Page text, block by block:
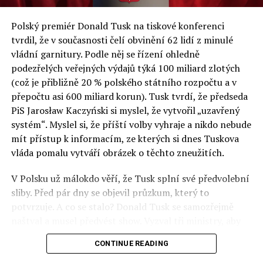
a východní Evropě.
Otázky spojené s vývojem umělé inteligence budou na
fóru AI zvláště diskutovanou oblastí. Fórum AI bude
zahrnovat vyhrazenou tematickou trať skládající se z
panelů, prezentací, workshopů a speciálních akcí.
Budou diskutovány klíčové otázky vlivu umělé
inteligence ve společnosti, ale i v sektoru veřejných a
komerčních služeb. Budou se diskutovat problémy a
výzvy, kterým bude muset trh čelit tváří v tvář zásadním
technologickým změnám. Účastníci fóra také zváží, do
technologií umělé inteligence v mnoha oblastech života
umožní Evropské unii obnovit konkurenceschopnost ve
vztahu ke globálním ekonomikám a nutnosti zajistit
Polský premiér Donald Tusk na tiskové konferenci
tvrdil, že v současnosti čelí obvinění 62 lidí z minulé
vládní garnitury. Podle něj se řízení ohledně
podezřelých veřejných výdajů týká 100 miliard zlotých
(což je přibližně 20 % polského státního rozpočtu a v
přepočtu asi 600 miliard korun). Tusk tvrdí, že předseda
PiS Jarosław Kaczyński si myslel, že vytvořil „uzavřený
systém“. Myslel si, že příští volby vyhraje a nikdo nebude
mít přístup k informacím, ze kterých si dnes Tuskova
vláda pomalu vytváří obrázek o těchto zneužitích.
V Polsku už málokdo věří, že Tusk splní své předvolební
sliby. Před pár dny se objevil průzkum, který to
potvrzuje. A co se stalo? Donald Tusk se samozřejmě
před kamerami podepsali dohodu o stíhání členů PiS, a
ti poslušně ono divadlo předvedli. Andrzej Domański
CONTINUE READING